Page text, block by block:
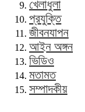
খেলাধুলা
প্রযুক্তি
জীবনযাপন
আইন অঙ্গন
ভিডিও
মতামত
সম্পাদকীয়